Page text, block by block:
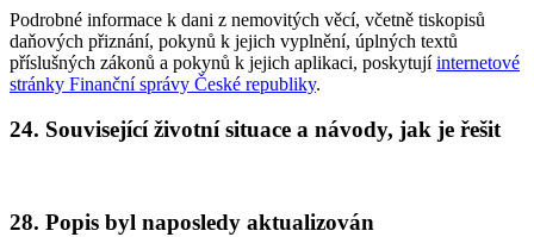
Podrobné informace k dani z nemovitých věcí, včetně tiskopisů
daňových přiznání, pokynů k jejich vyplnění, úplných textů
příslušných zákonů a pokynů k jejich aplikaci, poskytujíinternetové
stránky Finanční správy České republiky.
24. Související životní situace a návody, jak je řešit
28. Popis byl naposledy aktualizován